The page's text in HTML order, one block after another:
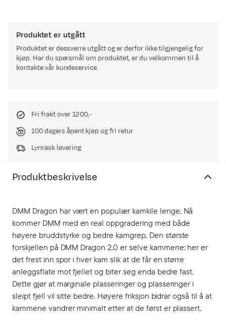
Produktet er utgått
Produktet er dessverre utgått og er derfor ikke tilgjengelig for
kjøp. Har du spørsmål om produktet, er du velkommen til å
kontakte vår kundeservice.
Fri frakt over 1200,-
100 dagers åpent kjøp og fri retur
Lynrask levering
Produktbeskrivelse
DMM Dragon har vært en populær kamkile lenge. Nå
kommer DMM med en real oppgradering med både
høyere bruddstyrke og bedre kamgrep. Den største
forskjellen på DMM Dragon 2.0 er selve kammene: her er
det frest inn spor i hver kam slik at de får en større
anleggsflate mot fjellet og biter seg enda bedre fast.
Dette gjør at marginale plasseringer og plasseringer i
sleipt fjell vil sitte bedre. Høyere friksjon bidrar også til å at
kammene vandrer minimalt etter at de først er plassert.